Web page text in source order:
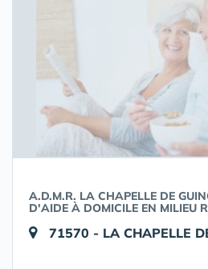
A.D.M.R. LA CHAPELLE DE
D'AIDE À DOMICILE EN MILIEU
71570 - LA CHAPELLE